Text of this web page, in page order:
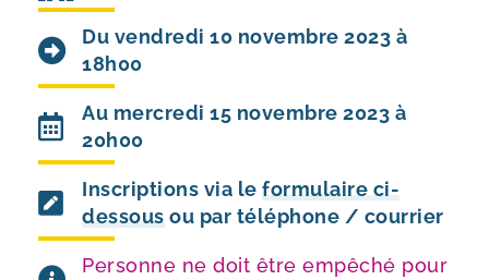
Du vendredi 10 novembre 2023 à
18h00
Au mercredi 15 novembre 2023 à
20h00
Inscriptions via le formulaire ci-
dessous ou par téléphone / courrier
Personne ne doit être empêché pour